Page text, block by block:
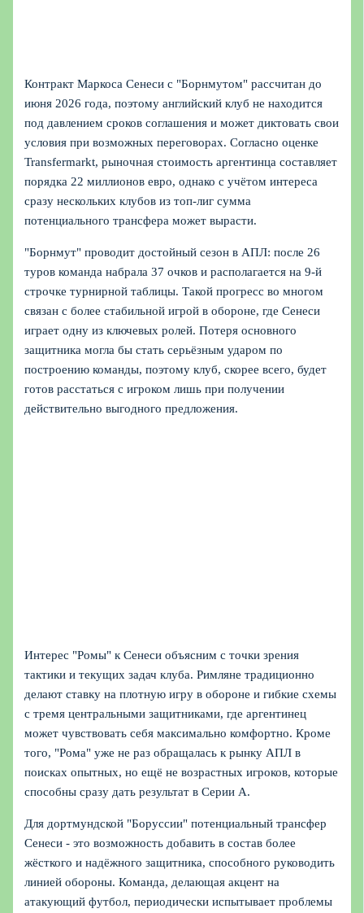
Контракт Маркоса Сенеси с "Борнмутом" рассчитан до
июня 2026 года, поэтому английский клуб не находится
под давлением сроков соглашения и может диктовать свои
условия при возможных переговорах. Согласно оценке
Transfermarkt, рыночная стоимость аргентинца составляет
порядка 22 миллионов евро, однако с учётом интереса
сразу нескольких клубов из топ-лиг сумма
потенциального трансфера может вырасти.
"Борнмут" проводит достойный сезон в АПЛ: после 26
туров команда набрала 37 очков и располагается на 9‑й
строчке турнирной таблицы. Такой прогресс во многом
связан с более стабильной игрой в обороне, где Сенеси
играет одну из ключевых ролей. Потеря основного
защитника могла бы стать серьёзным ударом по
построению команды, поэтому клуб, скорее всего, будет
готов расстаться с игроком лишь при получении
действительно выгодного предложения.
Интерес "Ромы" к Сенеси объясним с точки зрения
тактики и текущих задач клуба. Римляне традиционно
делают ставку на плотную игру в обороне и гибкие схемы
с тремя центральными защитниками, где аргентинец
может чувствовать себя максимально комфортно. Кроме
того, "Рома" уже не раз обращалась к рынку АПЛ в
поисках опытных, но ещё не возрастных игроков, которые
способны сразу дать результат в Серии А.
Для дортмундской "Боруссии" потенциальный трансфер
Сенеси - это возможность добавить в состав более
жёсткого и надёжного защитника, способного руководить
линией обороны. Команда, делающая акцент на
атакующий футбол, периодически испытывает проблемы